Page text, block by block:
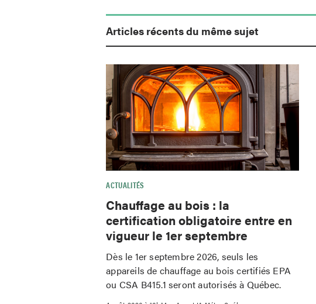
Articles récents du même sujet
ACTUALITÉS
Chauffage au bois : la
certification obligatoire entre en
vigueur le 1er septembre
Dès le 1er septembre 2026, seuls les
appareils de chauffage au bois certifiés EPA
ou CSA B415.1 seront autorisés à Québec.